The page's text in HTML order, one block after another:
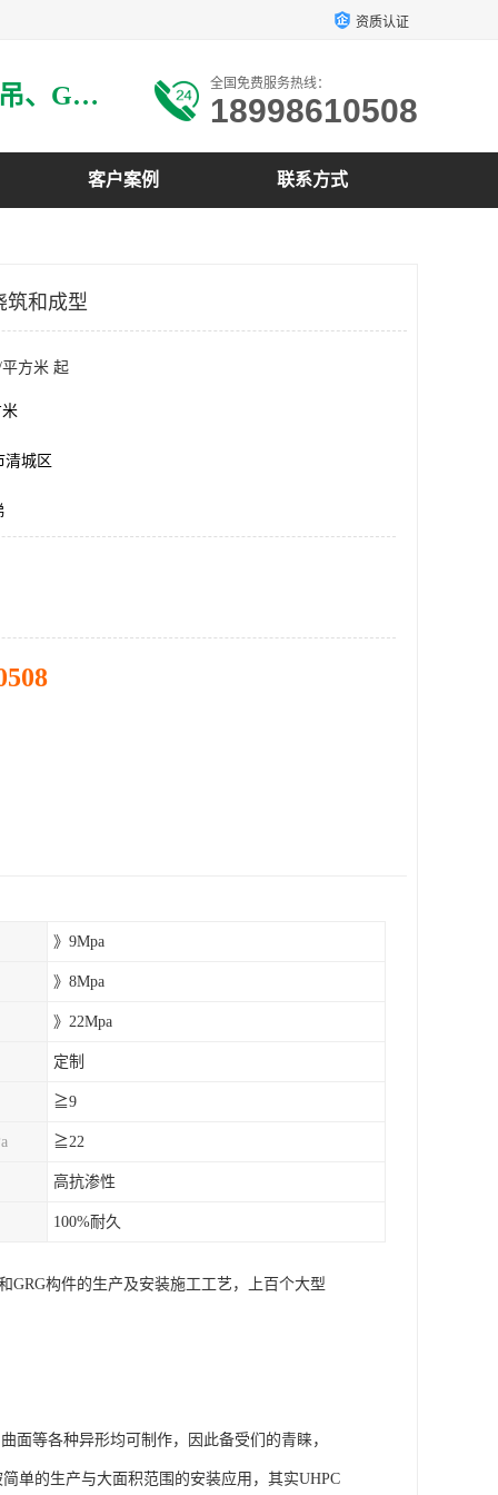
资质认证
主要生产：GRG材料、GRG吊、GRG构件、GRG线条、GRG艺术造型、GRG吊材料等 全国免费服务热线：
18998610508
客户案例 联系方式
筑和成型
方米 起
米
清城区
》9Mpa
》8Mpa
》22Mpa
定制
≧9
≧22
高抗渗性
100%耐久
GRG构件的生产及安装施工工艺，上百个大型
等各种异形均可制作，因此备受们的青睐，
单的生产与大面积范围的安装应用，其实UHPC